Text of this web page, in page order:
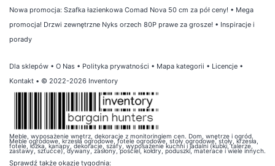
Nowa promocja: Szafka łazienkowa Comad Nova 50 cm za pół ceny! • Mega
promocja! Drzwi zewnętrzne Nyks orzech 80P prawe za grosze! • Inspiracje i
porady
Dla sklepów • O Nas • Polityka prywatności • Mapa kategorii • Licencje •
Kontakt • © 2022-2026 Inventory
Meble, wyposażenie wnętrz, dekoracje z monitoringiem cen. Dom, wnętrze i ogród.
Meble ogrodowe, krzesła ogrodowe, fotele ogrodowe, stoły ogrodowe, stoły, krzesła,
fotele, łóżka, kanapy, dekoracje, szafy, wyposażenie kuchni i jadalni (kubki, talerze,
zastawy, sztućce), dywany, zasłony, pościel, kołdry, poduszki, materace i wiele innych.
Sprawdź także okazje tygodnia: